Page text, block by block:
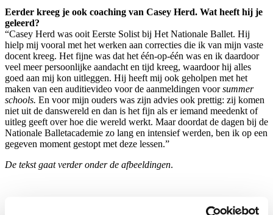
Eerder kreeg je ook coaching van Casey Herd. Wat heeft hij je
geleerd?
“Casey Herd was ooit Eerste Solist bij Het Nationale Ballet. Hij
hielp mij vooral met het werken aan correcties die ik van mijn vaste
docent kreeg. Het fijne was dat het één-op-één was en ik daardoor
veel meer persoonlijke aandacht en tijd kreeg, waardoor hij alles
goed aan mij kon uitleggen. Hij heeft mij ook geholpen met het
maken van een auditievideo voor de aanmeldingen voorsummer
schools. En voor mijn ouders was zijn advies ook prettig: zij komen
niet uit de danswereld en dan is het fijn als er iemand meedenkt of
uitleg geeft over hoe die wereld werkt. Maar doordat de dagen bij de
Nationale Balletacademie zo lang en intensief werden, ben ik op een
gegeven moment gestopt met deze lessen.”
De tekst gaat verder onder de afbeeldingen.